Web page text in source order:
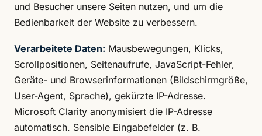
und Besucher unsere Seiten nutzen, und um die
Bedienbarkeit der Website zu verbessern.
Verarbeitete Daten: Mausbewegungen, Klicks,
Scrollpositionen, Seitenaufrufe, JavaScript-Fehler,
Geräte- und Browserinformationen (Bildschirmgröße,
User-Agent, Sprache), gekürzte IP-Adresse.
Microsoft Clarity anonymisiert die IP-Adresse
automatisch. Sensible Eingabefelder (z. B.